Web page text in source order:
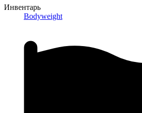
Инвентарь
Bodyweight